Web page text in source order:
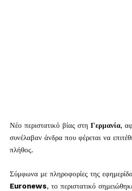
Νέο περιστατικό βίας στη Γερμανία,
συνέλαβαν άνδρα που φέρεται να
πλήθος.
Σύμφωνα με πληροφορίες της
Euronews, το περιστατικό